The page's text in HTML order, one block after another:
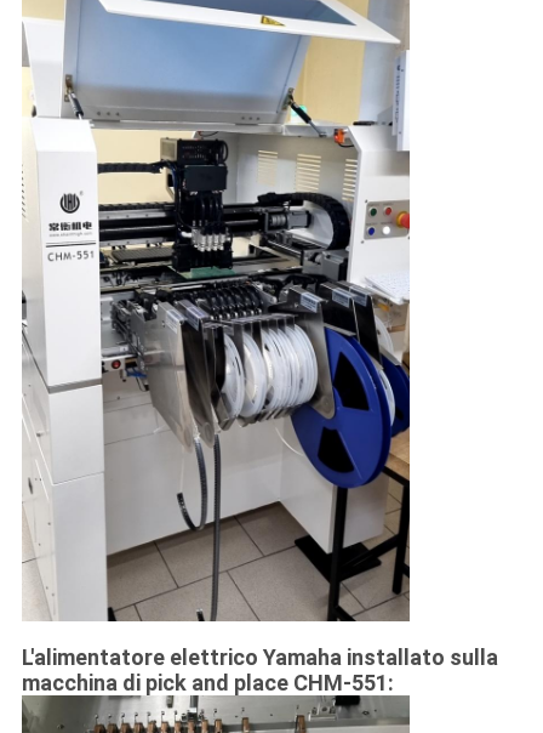
L'alimentatore elettrico Yamaha installato sulla
macchina di pick and place CHM-551: